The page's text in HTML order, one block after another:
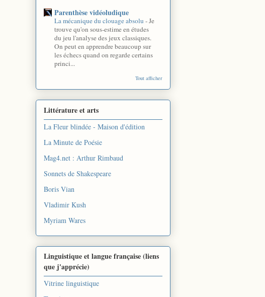
Parenthèse vidéoludique
La mécanique du clouage absolu -Je
trouve qu'on sous-estime en études
du jeu l'analyse des jeux classiques.
On peut en apprendre beaucoup sur
les échecs quand on regarde certains
princi...
Tout afficher
Littérature et arts
La Fleur blindée - Maison d'édition
La Minute de Poésie
Mag4.net : Arthur Rimbaud
Sonnets de Shakespeare
Boris Vian
Vladimir Kush
Myriam Wares
Linguistique et langue française (liens
que j'apprécie)
Vitrine linguistique